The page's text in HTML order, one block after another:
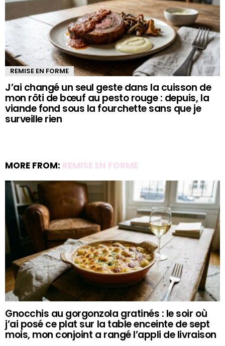
REMISE EN FORME
J’ai changé un seul geste dans la cuisson de
mon rôti de bœuf au pesto rouge : depuis, la
viande fond sous la fourchette sans que je
surveille rien
MORE FROM: REMISE EN FORME
Gnocchis au gorgonzola gratinés : le soir où
j’ai posé ce plat sur la table enceinte de sept
mois, mon conjoint a rangé l’appli de livraison